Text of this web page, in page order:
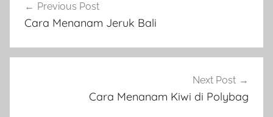
pos
Previous Post
Cara Menanam Jeruk Bali
Next Post
Cara Menanam Kiwi di Polybag